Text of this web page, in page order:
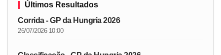
Últimos Resultados
Corrida - GP da Hungria 2026
26/07/2026 10:00